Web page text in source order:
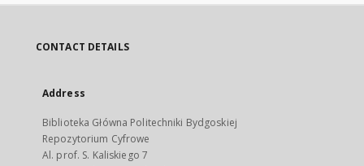
CONTACT DETAILS
Address
Biblioteka Główna Politechniki Bydgoskiej
Repozytorium Cyfrowe
Al. prof. S. Kaliskiego 7